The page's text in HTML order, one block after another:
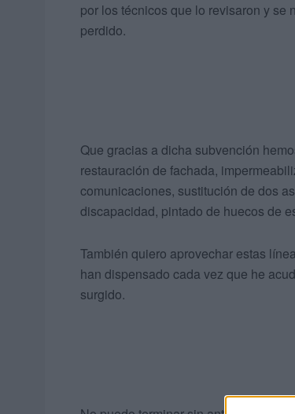
por los técnicos que lo revisaron y se
perdido.
Que gracias a dicha subvención
restauración de fachada,
comunicaciones, sustitución de dos
discapacidad, pintado de huecos de
También quiero aprovechar estas
han dispensado cada vez que he
surgido.